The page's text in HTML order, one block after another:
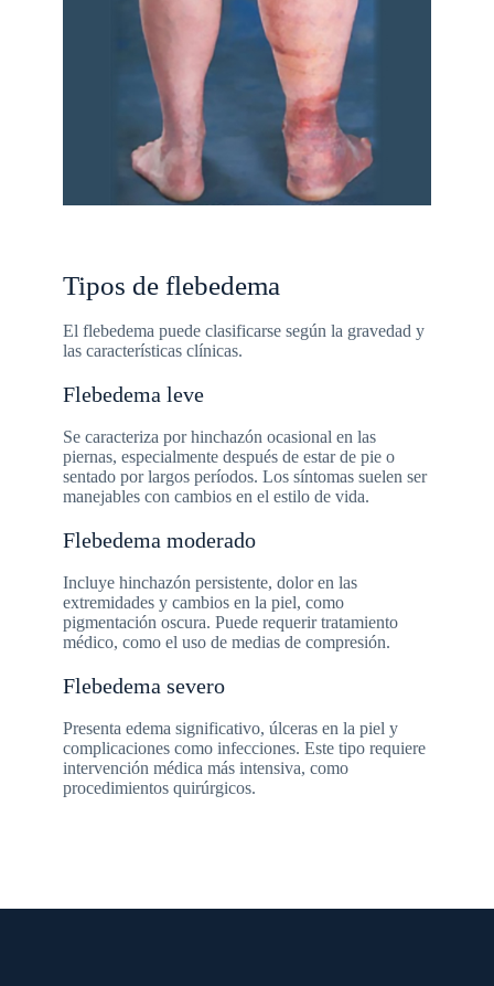
Tipos de flebedema
El flebedema puede clasificarse según la gravedad y
las características clínicas.
Flebedema leve
Se caracteriza por hinchazón ocasional en las
piernas, especialmente después de estar de pie o
sentado por largos períodos. Los síntomas suelen ser
manejables con cambios en el estilo de vida.
Flebedema moderado
Incluye hinchazón persistente, dolor en las
extremidades y cambios en la piel, como
pigmentación oscura. Puede requerir tratamiento
médico, como el uso de medias de compresión.
Flebedema severo
Presenta edema significativo, úlceras en la piel y
complicaciones como infecciones. Este tipo requiere
intervención médica más intensiva, como
procedimientos quirúrgicos.